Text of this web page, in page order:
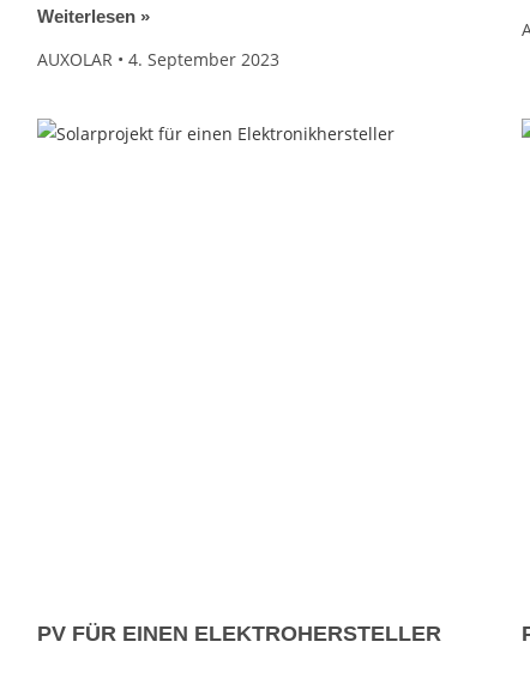
Weiterlesen »
AUXOLAR 4. September 2023
PV FÜR EINEN ELEKTROHERSTELLER